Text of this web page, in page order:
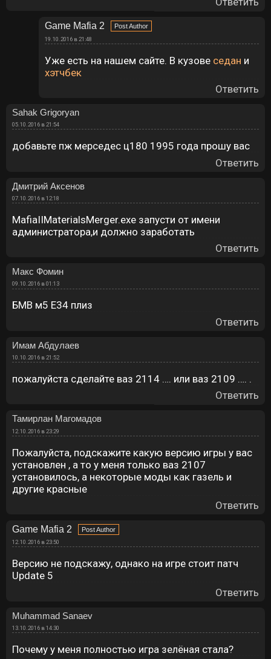
Game Mafia 2
19.10.2016 в 21:48
Уже есть на нашем сайте. В кузове седан и
хэтчбек
Ответить
Sahak Grigoryan
05.10.2016 в 21:54
добавьте пж мерседес ц180 1995 года прошу вас
Ответить
Дмитрий Аксенов
07.10.2016 в 12:18
MafiaIIMaterialsMerger.exe запусти от имени
администратора,и должно заработать
Ответить
Макс Фомин
09.10.2016 в 01:13
БМВ м5 Е34 плиз
Ответить
Имам Абдулаев
10.10.2016 в 21:52
пожалуйста сделайте ваз 2114 …. или ваз 2109 …. .
Ответить
Тамирлан Магомадов
12.10.2016 в 23:29
Пожалуйста, подскажите какую версию игры у вас
установлен , а то у меня только ваз 2107
установилось, а некоторые моды как газель и
другие красные
Ответить
Game Mafia 2
12.10.2016 в 23:50
Версию не подскажу, однако на игре стоит патч
Update 5
Ответить
Muhammad Sanaev
13.10.2016 в 14:30
Почему у меня полностью игра зелёная стала?